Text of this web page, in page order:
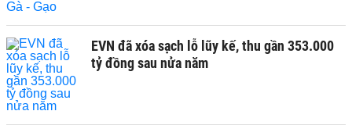
EVN đã xóa sạch lỗ lũy kế, thu gần 353.000
tỷ đồng sau nửa năm